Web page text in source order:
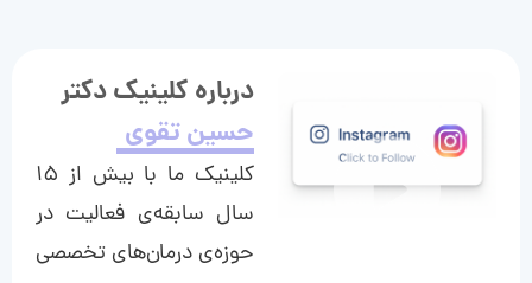
درباره کلینیک دکتر
حسین تقوی
کلینیک ما با بیش از ۱۵
سال سابقه‌ی فعالیت در
حوزه‌ی درمان‌های تخصصی